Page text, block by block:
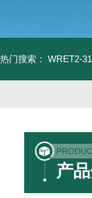
热门搜索： WRET2-
产